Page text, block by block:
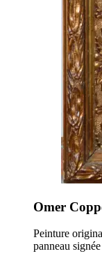
Omer
Peinture
panneau signée